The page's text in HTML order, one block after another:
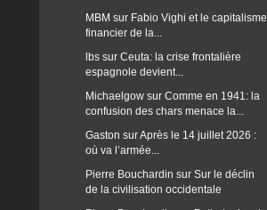
MBM sur Fabio Vighi et le capitalisme
financier de la...
lbs sur Ceuta: la crise frontalière
espagnole devient...
Michaelgow sur Comme en 1941: la
confusion des chars menace la...
Gaston surAprès le 14 juillet 2026 :
où va l’armée...
Pierre Bouchardin sur Sur le déclin
de la civilisation occidentale